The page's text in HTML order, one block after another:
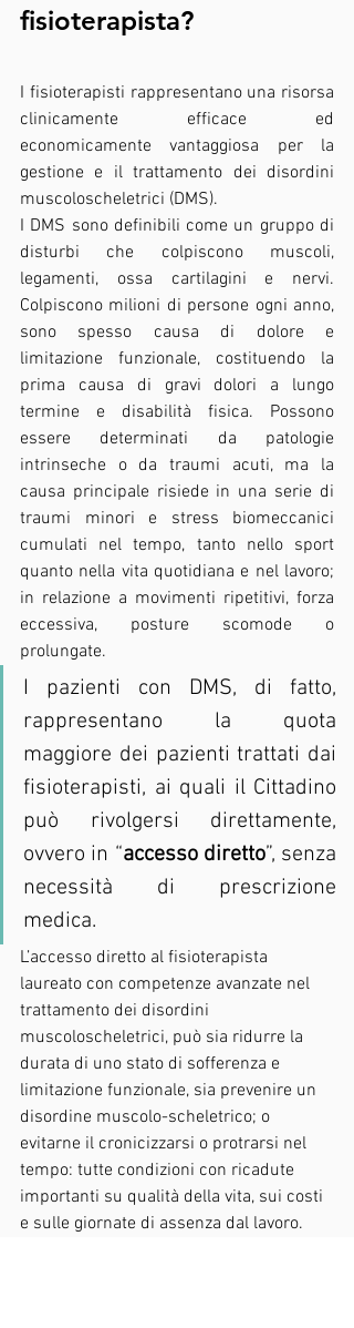
fisioterapista?
I fisioterapisti rappresentano una risorsa
clinicamente efficace ed
economicamente vantaggiosa per la
gestione e il trattamento dei disordini
muscoloscheletrici (DMS).
I DMS sono definibili come un gruppo di
disturbi che colpiscono muscoli,
legamenti, ossa cartilagini e nervi.
Colpiscono milioni di persone ogni anno,
sono spesso causa di dolore e
limitazione funzionale, costituendo la
prima causa di gravi dolori a lungo
termine e disabilità fisica. Possono
essere determinati da patologie
intrinseche o da traumi acuti, ma la
causa principale risiede in una serie di
traumi minori e stress biomeccanici
cumulati nel tempo, tanto nello sport
quanto nella vita quotidiana e nel lavoro;
in relazione a movimenti ripetitivi, forza
eccessiva, posture scomode o
prolungate.
I pazienti con DMS, di fatto,
rappresentano la quota
maggiore dei pazienti trattati dai
fisioterapisti, ai quali il Cittadino
può rivolgersi direttamente,
ovvero in “accesso diretto”, senza
necessità di prescrizione
medica.
L’accesso diretto al fisioterapista
laureato con competenze avanzate nel
trattamento dei disordini
muscoloscheletrici, può sia ridurre la
durata di uno stato di sofferenza e
limitazione funzionale, sia prevenire un
disordine muscolo-scheletrico; o
evitarne il cronicizzarsi o protrarsi nel
tempo: tutte condizioni con ricadute
importanti su qualità della vita, sui costi
e sulle giornate di assenza dal lavoro.